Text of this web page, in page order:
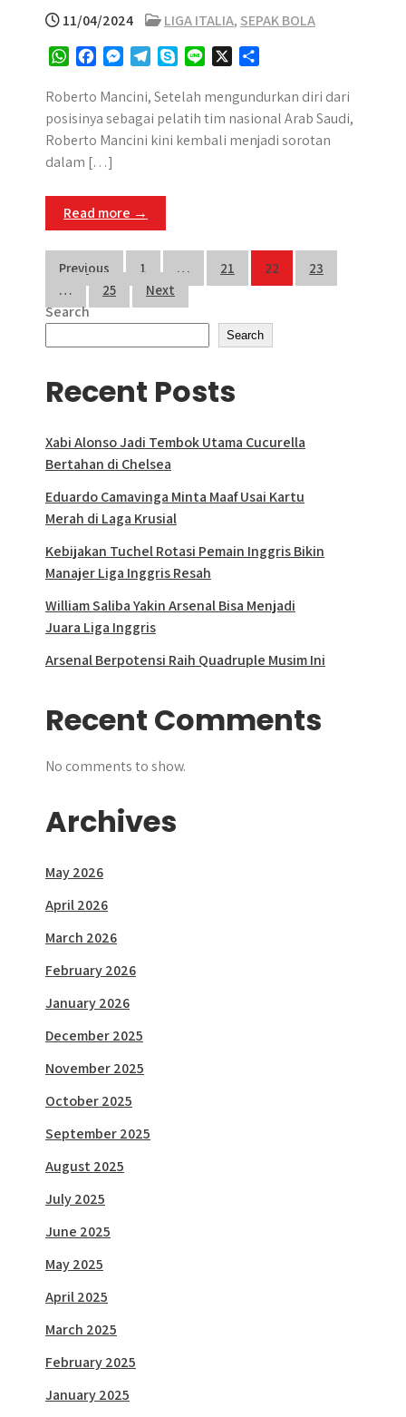
11/04/2024 LIGA ITALIA, SEPAK BOLA
W
a
t
s
A
p
c
e
b
k
s
s
e
e
r
e
g
m
y
p
e
n
e
a
r
e
Roberto Mancini, Setelah mengundurkan diri dari
posisinya sebagai pelatih tim nasional Arab Saudi,
Roberto Mancini kini kembali menjadi sorotan
dalam […]
Read more →
Posts
pagination
Previous 1 … 21 22
23
…
25 Next
Search
Search
Recent Posts
Xabi Alonso Jadi Tembok Utama Cucurella
Bertahan di Chelsea
Eduardo Camavinga Minta Maaf Usai Kartu
Merah di Laga Krusial
Kebijakan Tuchel Rotasi Pemain Inggris Bikin
Manajer Liga Inggris Resah
William Saliba Yakin Arsenal Bisa Menjadi
Juara Liga Inggris
Arsenal Berpotensi Raih Quadruple Musim Ini
Recent Comments
No comments to show.
Archives
May 2026
April 2026
March 2026
February 2026
January 2026
December 2025
November 2025
October 2025
September 2025
August 2025
July 2025
June 2025
May 2025
April 2025
March 2025
February 2025
January 2025